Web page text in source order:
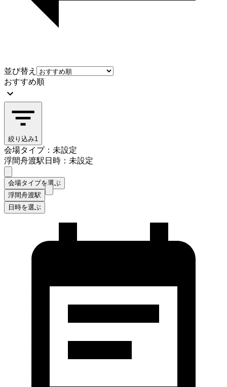
並び替え
おすすめ順
絞り込み1
会場タイプ：未設定
浮間舟渡駅日時：未設定
会場タイプを選ぶ
浮間舟渡駅
日時を選ぶ